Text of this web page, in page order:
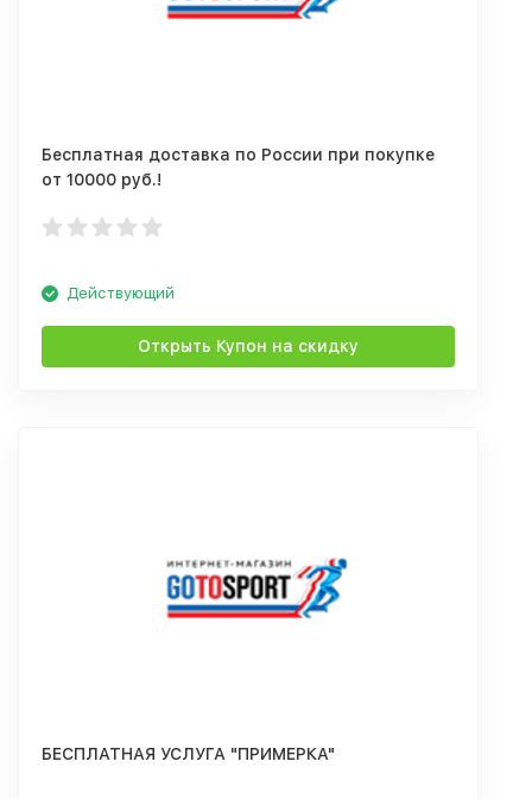
Бесплатная доставка по России при покупке
от 10000 руб.!
Действующий
Открыть Купон на скидку
БЕСПЛАТНАЯ УСЛУГА "ПРИМЕРКА"